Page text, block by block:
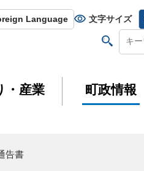
Language 文字サイズ
・産業 町政情報
告書